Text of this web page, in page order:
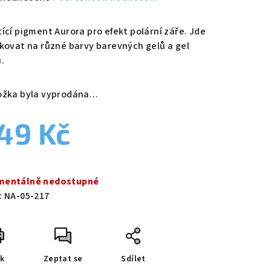
pigment Aurora pro efekt polární záře. Jde
na různé barvy barevných gelů a gel
byla vyprodána…
Kč
nedostupné
NA-05-217
Zeptat se Sdílet